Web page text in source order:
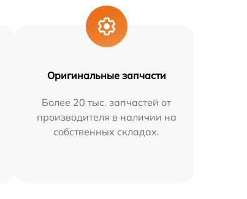
Оригинальные запчасти
Более 20 тыс. запчастей от
производителя в наличии на
собственных складах.